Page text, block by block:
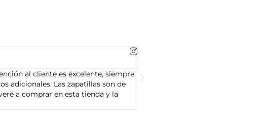
al cliente es excelente, siempre
adicionales. Las zapatillas son de
a comprar en esta tienda y la